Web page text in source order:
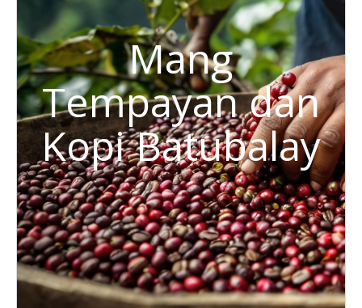
Mang
Tempayan dan
Kopi Batubalay